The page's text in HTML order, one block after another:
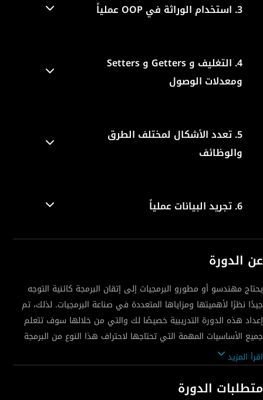
3. استخدام الوراثة في OOP عملياً
4.
التغليف و Getters و Setters
ومعدلات الوصول
5. تعدد الأشكال لمختلف الطرق
والوظائف
6. تجريد البيانات عملياً
عن الدورة
يحتاج مهندسو أو مطورو البرمجيات إلى إتقان البرمجة كائنية التوجه
جيدًا نظرًا لأهميتها ومزاياها المتعددة في صناعة البرمجيات. لذلك، تم
إعداد هذه الدورة التدريبية خصيصًا لك والتي من خلالها سوف تتعلم
جميع الأساسيات المهمة التي تحتاجها لاحتراف هذا النوع من البرمجة
مع الاستعانة بالعديد من الأمثلة العملية والتدريبات المتعمقة السهلة
والبسيطة وستتعلم أيضًا كل ما تحتاجه حول OOP أو البرمجة الكائنية
في Python خطوة بخطوة.
اقرأ المزيد
متطلبات الدورة